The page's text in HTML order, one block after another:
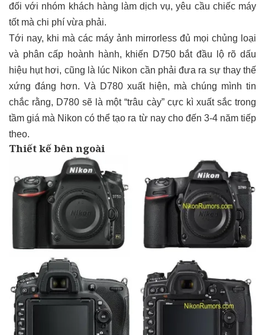
đối với nhóm khách hàng làm dịch vụ, yêu cầu chiếc máy
tốt mà chi phí vừa phải.
Tới nay, khi mà các máy ảnh mirrorless đủ mọi chủng loại
và phân cấp hoành hành, khiến D750 bắt đầu lộ rõ dấu
hiệu hụt hơi, cũng là lúc Nikon cần phải đưa ra sự thay thế
xứng đáng hơn. Và D780 xuất hiện, mà chúng mình tin
chắc rằng, D780 sẽ là một “trâu cày” cực kì xuất sắc trong
tầm giá mà Nikon có thể tạo ra từ nay cho đến 3-4 năm tiếp
theo.
Thiết kế bên ngoài